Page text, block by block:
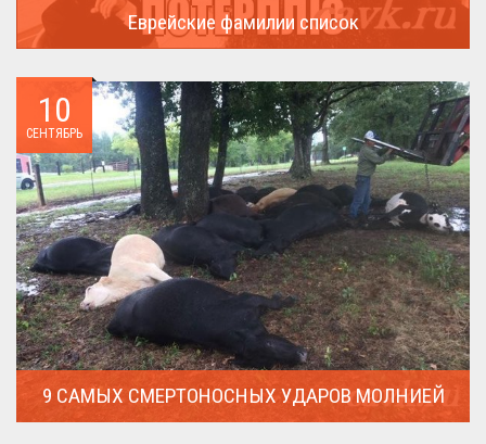
Еврейские фамилии список
10
СЕНТЯБРЬ
9 САМЫХ СМЕРТОНОСНЫХ УДАРОВ МОЛНИЕЙ